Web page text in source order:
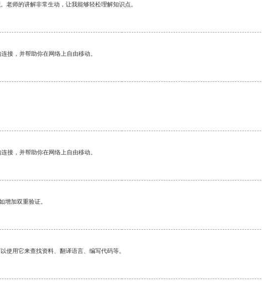
老师的讲解非常生动，让我能够轻松理解知识点。
接，并帮助你在网络上自由移动。
接，并帮助你在网络上自由移动。
增加双重验证。
使用它来查找资料、翻译语言、编写代码等。